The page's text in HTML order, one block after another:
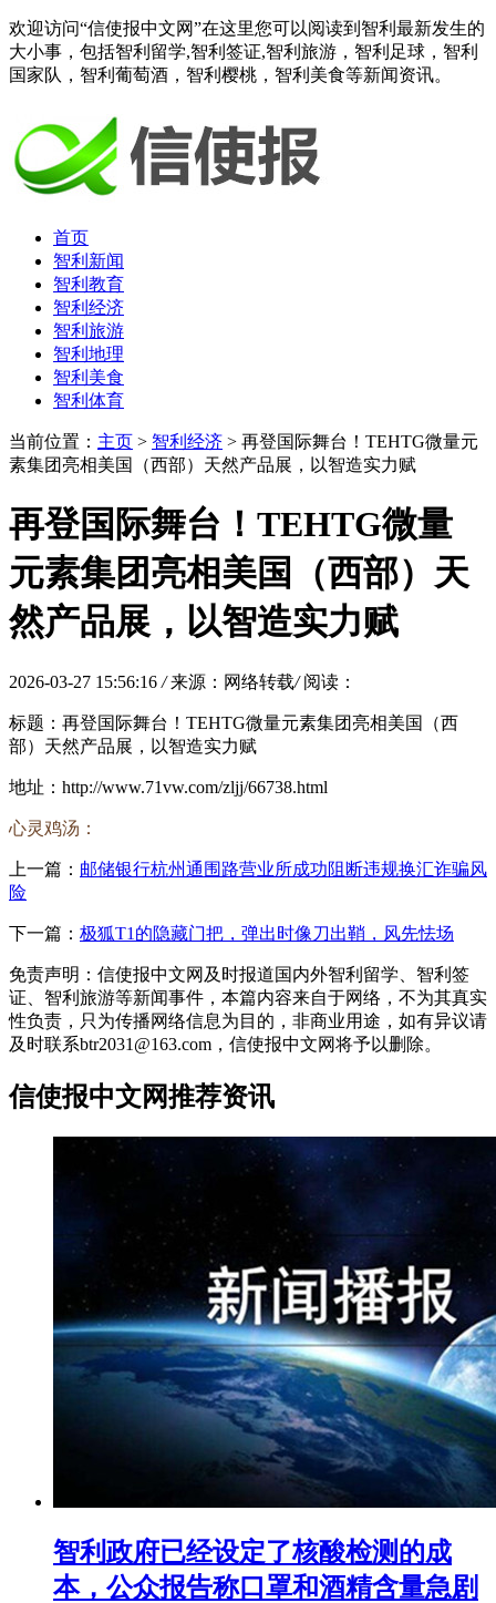
欢迎访问“信使报中文网”在这里您可以阅读到智利最新发生的
大小事，包括智利留学,智利签证,智利旅游，智利足球，智利
国家队，智利葡萄酒，智利樱桃，智利美食等新闻资讯。
首页
智利新闻
智利教育
智利经济
智利旅游
智利地理
智利美食
智利体育
当前位置： 主页 > 智利经济 > 再登国际舞台！TEHTG微量元
素集团亮相美国（西部）天然产品展，以智造实力赋
再登国际舞台！TEHTG微量
元素集团亮相美国（西部）天
然产品展，以智造实力赋
2026-03-27 15:56:16 / 来源：网络转载/ 阅读：
标题：再登国际舞台！TEHTG微量元素集团亮相美国（西
部）天然产品展，以智造实力赋
地址：http://www.71vw.com/zljj/66738.html
心灵鸡汤：
上一篇： 邮储银行杭州通围路营业所成功阻断违规换汇诈骗风
险
下一篇： 极狐T1的隐藏门把，弹出时像刀出鞘，风先怯场
免责声明：信使报中文网及时报道国内外智利留学、智利签
证、智利旅游等新闻事件，本篇内容来自于网络，不为其真实
性负责，只为传播网络信息为目的，非商业用途，如有异议请
及时联系btr2031@163.com，信使报中文网将予以删除。
信使报中文网推荐资讯
智利政府已经设定了核酸检测的成
本，公众报告称口罩和酒精含量急剧